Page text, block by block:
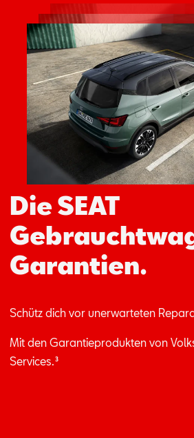
Über uns
Aktionen
Die SEAT
Garantien.
Schütz dich vor un­er­war­te­ten
Mit den Ga­ran­tie­pro­duk­ten von
Ser­vices.³